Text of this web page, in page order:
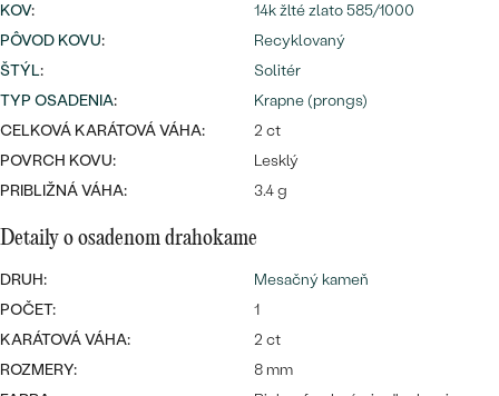
Wave kolekcia
PODĽA TVARU DRAHOKAMU
NA MIERU
DIAMANTY
Najpredávanejšie
náušnice
PREZRIEŤ
Personalizované
prívesky
OBJAVIŤ
Najpredávanejšie
prstene
PREZRIEŤ
KOV:
14k žlté zlato 585/1000
PÔVOD KOVU:
Recyklovaný
ŠTÝL:
Solitér
TYP OSADENIA:
Krapne (prongs)
CELKOVÁ KARÁTOVÁ VÁHA:
2 ct
POVRCH KOVU:
Lesklý
PRIBLIŽNÁ VÁHA:
3.4 g
Detaily o osadenom drahokame
DRUH:
Mesačný kameň
POČET:
1
KARÁTOVÁ VÁHA:
2 ct
ROZMERY:
8 mm